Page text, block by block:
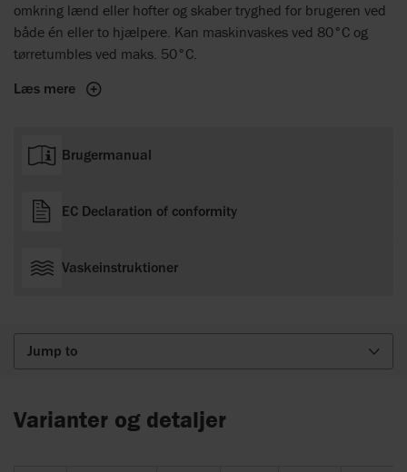
omkring lænd eller hofter og skaber tryghed for brugeren ved
både én eller to hjælpere. Kan maskinvaskes ved 80°C og
tørretumbles ved maks. 50°C.
Læs mere
Brugermanual
EC Declaration of conformity
Vaskeinstruktioner
Jump to
Varianter og detaljer